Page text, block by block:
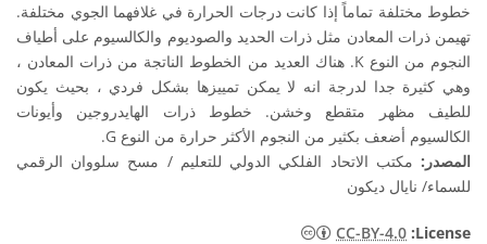
خطوط مختلفة تماماً إذا كانت درجات الحرارة في غلافهما الجوي مختلفة.
تهيمن ذرات المعادن مثل ذرات الحديد والصوديوم والكالسيوم على أطياف
النجوم من النوع K. هناك العديد من الخطوط الناتجة من ذرات المعادن ،
وهي كثيرة جدا لدرجة انه لا يمكن تمييزها بشكل فردي ، بحيث يكون
للطيف مظهر متقطع وخشن. خطوط ذرات الهايدروجين وأيونات
الكالسيوم أضعف بكثير من النجوم الأكثر حرارة من النوع G.
المصدر: مكتب الاتحاد الفلكي الدولي للتعليم / مسح سلووان الرقمي
للسماء/ نايال ديكون
CC-BY-4.0 :License